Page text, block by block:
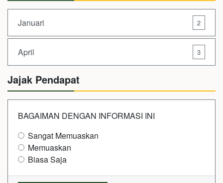
Januari 2
April 3
Jajak Pendapat
BAGAIMAN DENGAN INFORMASI INI
Sangat Memuaskan
Memuaskan
Biasa Saja